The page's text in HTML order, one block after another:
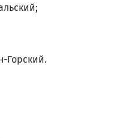
Горский.